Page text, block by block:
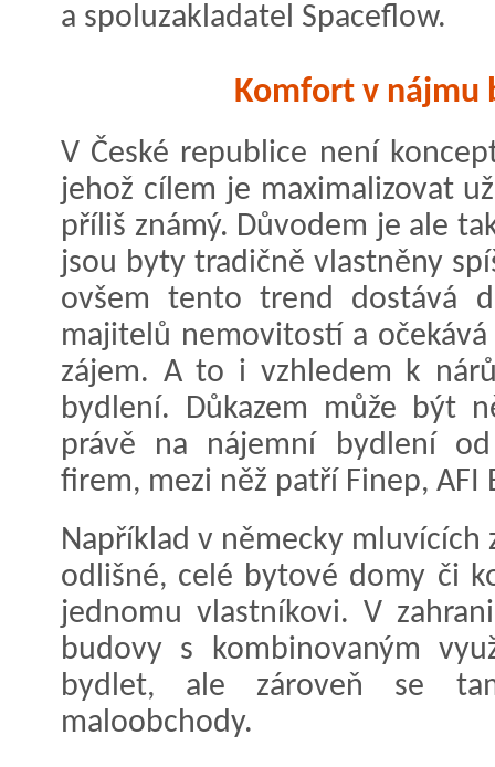
a spoluzakladatel Spaceflow.
Komfort v nájmu
V České republice není
jehož cílem je maximalizovat
příliš známý. Důvodem je ale
jsou byty tradičně vlastněny
ovšem tento trend dostává
majitelů nemovitostí a
zájem. A to i vzhledem k
bydlení. Důkazem může být
právě na nájemní bydlení
firem, mezi něž patří Finep, AFI
Například v německy
odlišné, celé bytové domy či
jednomu vlastníkovi. V
budovy s kombinovaným
bydlet, ale zároveň se
maloobchody.